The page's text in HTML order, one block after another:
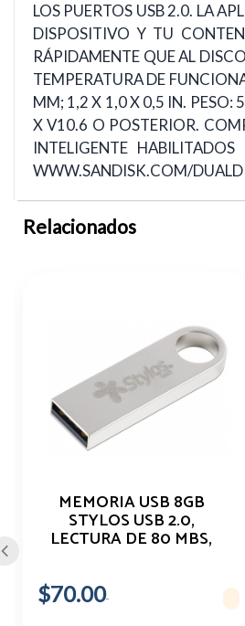
LOS PUERTOS USB 2.0. LA
DISPOSITIVO Y TU
RÁPIDAMENTE QUE AL
TEMPERATURA DE
MM; 1,2 X 1,0 X 0,5 IN.
X V10.6 O POSTERIOR.
INTELIGENTE
WWW.SANDISK.COM/
Relacionados
MEMORIA USB 8GB
STYLOS USB 2.0,
LECTURA DE 80 MBS,
$70.00